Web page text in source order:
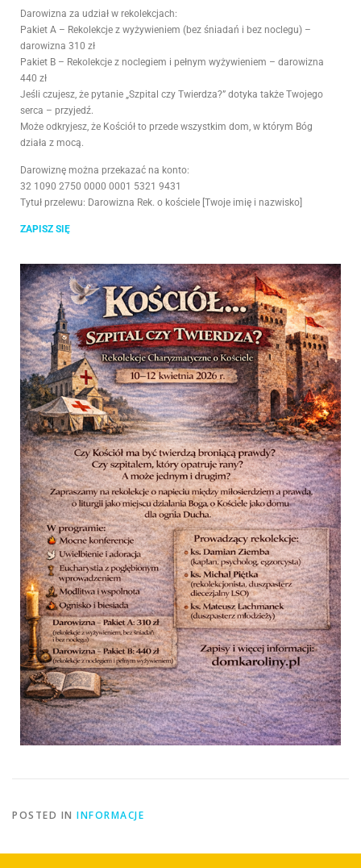
Darowizna za udział w rekolekcjach:
Pakiet A – Rekolekcje z wyżywieniem (bez śniadań i bez noclegu) –
darowizna 310 zł
Pakiet B – Rekolekcje z noclegiem i pełnym wyżywieniem – darowizna
440 zł
Jeśli czujesz, że pytanie „Szpital czy Twierdza?” dotyka także Twojego
serca – przyjedź.
Może odkryjesz, że Kościół to przede wszystkim dom, w którym Bóg
działa z mocą.
Darowiznę można przekazać na konto:
32 1090 2750 0000 0001 5321 9431
Tytuł przelewu: Darowizna Rek. o kościele [Twoje imię i nazwisko]
ZAPISZ SIĘ
POSTED IN INFORMACJE